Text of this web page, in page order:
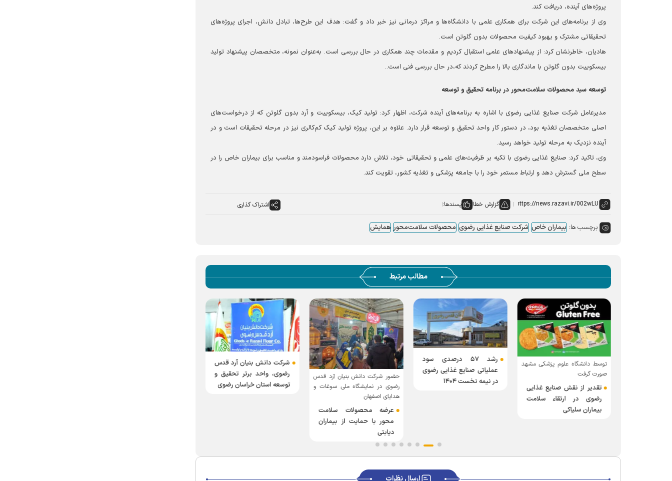
پروژه‌های آینده، دریافت کند.
وی از برنامه‌های این شرکت برای همکاری علمی با دانشگاه‌ها و مراکز درمانی نیز خبر داد و گفت: هدف این طرح‌ها، تبادل دانش، اجرای پروژه‌های
تحقیقاتی مشترک و بهبود کیفیت محصولات بدون گلوتن است.
هادیان، خاطرنشان کرد: از پیشنهادهای علمی استقبال کردیم و مقدمات چند همکاری در حال بررسی است. به‌عنوان نمونه، متخصصان پیشنهاد تولید
بیسکوییت بدون گلوتن با ماندگاری بالا را مطرح کردند که،در حال بررسی فنی است..
توسعه سبد محصولات سلامت‌محور در برنامه تحقیق و توسعه
مدیرعامل شرکت صنایع غذایی رضوی با اشاره به برنامه‌های آینده شرکت، اظهار کرد: تولید کیک، بیسکوییت و آرد بدون گلوتن که از درخواست‌های
اصلی متخصصان تغذیه بود، در دستور کار واحد تحقیق و توسعه قرار دارد. علاوه بر این، پروژه تولید کیک کم‌کالری نیز در مرحله تحقیقات است و در
آینده نزدیک به مرحله تولید خواهد رسید.
وی، تاکید کرد: صنایع غذایی رضوی با تکیه بر ظرفیت‌های علمی و تحقیقاتی خود، تلاش دارد محصولات فراسودمند و مناسب برای بیماران خاص را در
سطح ملی گسترش دهد و ارتباط مستمر خود را با جامعه پزشکی و تغذیه کشور، تقویت کند.
گزارش خطا پسندها: اشتراک گذاری
برچسب ها: بیماران خاص شرکت صنایع غذایی رضوی محصولات سلامت‌محور همایش
مطالب مرتبط
توسط دانشگاه علوم پزشکی مشهد
صورت گرفت
تقدیر از نقش صنایع غذایی
رضوی در ارتقاء سلامت
بیماران سلیاکی
رشد ۵۷ درصدی سود
عملیاتی صنایع غذایی رضوی
در نیمه نخست ۱۴۰۴
حضور شرکت دانش بنیان آرد قدس
رضوی در نمایشگاه ملی سوغات و
هدایای اصفهان
عرضه محصولات سلامت
محور با حمایت از بیماران
دیابتی
شرکت دانش بنیان آرد قدس
رضوی، واحد برتر تحقیق و
توسعه استان خراسان رضوی
ارسال نظرات